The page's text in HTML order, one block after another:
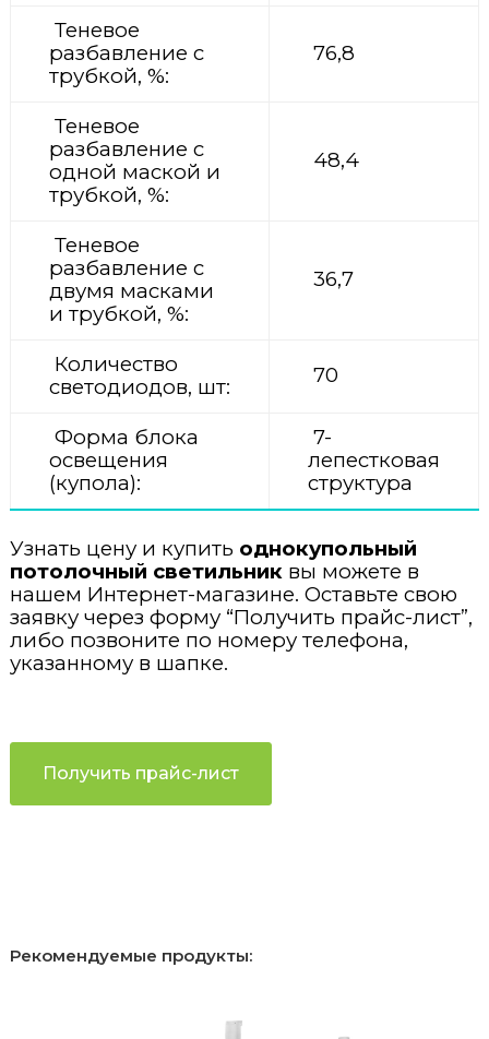
Теневое
разбавление с
трубкой, %:
76,8
Теневое
разбавление с
одной маской и
трубкой, %:
48,4
Теневое
разбавление с
двумя масками
и трубкой, %:
36,7
Количество
светодиодов, шт:
70
Форма блока
освещения
(купола):
7-
лепестковая
структура
Узнать цену и купить однокупольный
потолочный светильник вы можете в
нашем Интернет-магазине. Оставьте свою
заявку через форму “Получить прайс-лист”,
либо позвоните по номеру телефона,
указанному в шапке.
Получить прайс-лист
Рекомендуемые продукты: